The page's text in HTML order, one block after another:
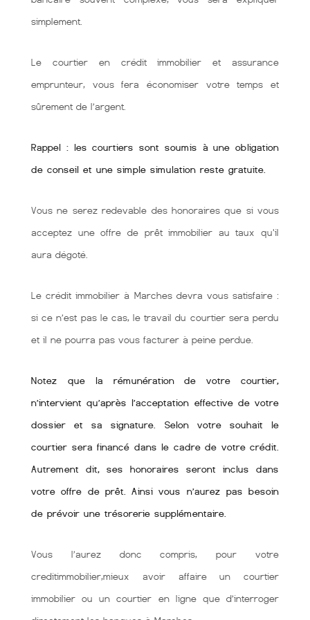
simplement.
Le courtier en crédit immobilier et assurance
emprunteur, vous fera économiser votre temps et
sûrement de l’argent.
Rappel : les courtiers sont soumis à une obligation
de conseil et une simple simulation reste gratuite.
Vous ne serez redevable des honoraires que si vous
acceptez une offre de prêt immobilier au taux qu'il
aura dégoté.
Le crédit immobilier à Marches devra vous satisfaire :
si ce n’est pas le cas, le travail du courtier sera perdu
et il ne pourra pas vous facturer à peine perdue.
Notez que la rémunération de votre courtier,
n’intervient qu’après l’acceptation effective de votre
dossier et sa signature. Selon votre souhait le
courtier sera financé dans le cadre de votre crédit.
Autrement dit, ses honoraires seront inclus dans
votre offre de prêt. Ainsi vous n’aurez pas besoin
de prévoir une trésorerie supplémentaire.
Vous l’aurez donc compris, pour votre
creditimmobilier,mieux avoir affaire un courtier
immobilier ou un courtier en ligne que d’interroger